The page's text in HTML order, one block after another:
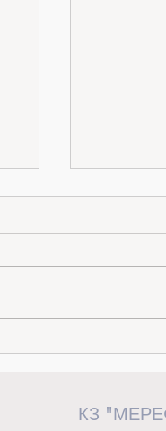
«Від ідеї
Львові
КЗ